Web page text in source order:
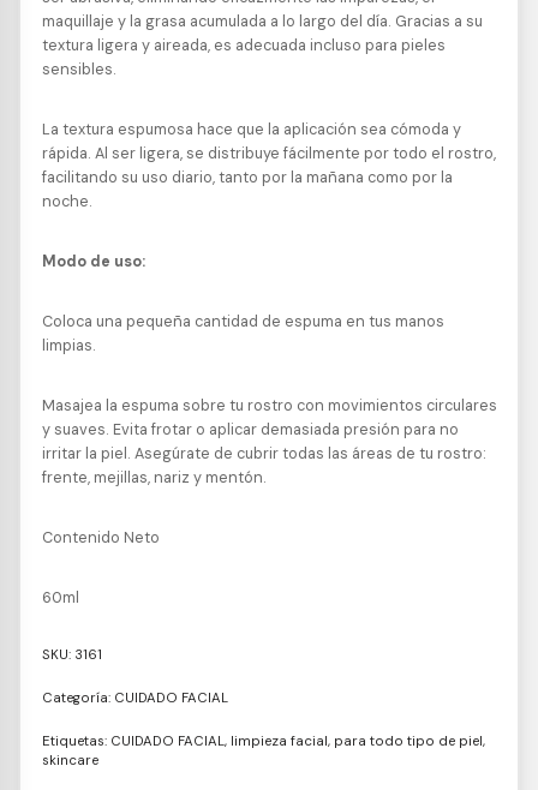
maquillaje y la grasa acumulada a lo largo del día. Gracias a su
textura ligera y aireada, es adecuada incluso para pieles
sensibles.
La textura espumosa hace que la aplicación sea cómoda y
rápida. Al ser ligera, se distribuye fácilmente por todo el rostro,
facilitando su uso diario, tanto por la mañana como por la
noche.
Modo de uso:
Coloca una pequeña cantidad de espuma en tus manos
limpias.
Masajea la espuma sobre tu rostro con movimientos circulares
y suaves. Evita frotar o aplicar demasiada presión para no
irritar la piel. Asegúrate de cubrir todas las áreas de tu rostro:
frente, mejillas, nariz y mentón.
Contenido Neto
60ml
SKU: 3161
Categoría: CUIDADO FACIAL
Etiquetas: CUIDADO FACIAL, limpieza facial, para todo tipo de piel,
skincare